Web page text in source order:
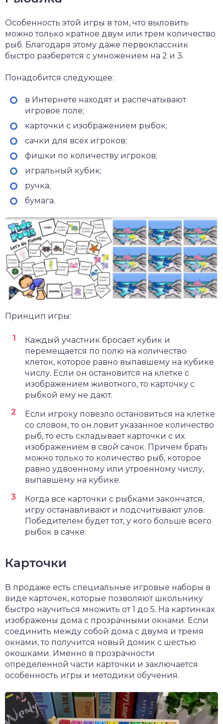
Особенность этой игры в том, что выловить
можно только кратное двум или трем количество
рыб. Благодаря этому даже первоклассник
быстро разберется с умножением на 2 и 3.
Понадобится следующее:
в Интернете находят и распечатывают
игровое поле;
карточки с изображением рыбок;
сачки для всех игроков;
фишки по количеству игроков;
игральный кубик;
ручка;
бумага.
Принцип игры:
Каждый участник бросает кубик и
перемещается по полю на количество
клеток, которое равно выпавшему на кубике
числу. Если он остановится на клетке с
изображением животного, то карточку с
рыбкой ему не дают.
Если игроку повезло остановиться на клетке
со словом, то он ловит указанное количество
рыб, то есть складывает карточки с их
изображением в свой сачок. Причем брать
можно только то количество рыб, которое
равно удвоенному или утроенному числу,
выпавшему на кубике.
Когда все карточки с рыбками закончатся,
игру останавливают и подсчитывают улов.
Победителем будет тот, у кого больше всего
рыбок в сачке.
Карточки
В продаже есть специальные игровые наборы в
виде карточек, которые позволяют школьнику
быстро научиться множить от 1 до 5. На картинках
изображены дома с прозрачными окнами. Если
соединить между собой дома с двумя и тремя
окнами, то получится новый домик с шестью
окошками. Именно в прозрачности
определенной части карточки и заключается
особенность игры и методики обучения.